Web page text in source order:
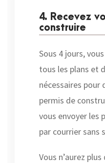
4. Recevez
construire
Sous 4 jours,
tous les plans et
nécessaires pour
permis de
vous envoyer les
par courrier sans
Vous n’aurez